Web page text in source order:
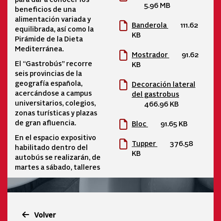
beneficios de una
alimentación variada y
equilibrada, así como la
Pirámide de la Dieta
Mediterránea.
El “Gastrobús” recorre
seis provincias de la
geografía española,
acercándose a campus
universitarios, colegios,
zonas turísticas y plazas
de gran afluencia.
En el espacio expositivo
habilitado dentro del
autobús se realizarán, de
martes a sábado, talleres
5.96 MB
Banderola
111.62
KB
Mostrador
91.62
KB
Decoración lateral
del gastrobus
466.96 KB
Bloc 91.65 KB
Tupper
376.58
KB
Volver